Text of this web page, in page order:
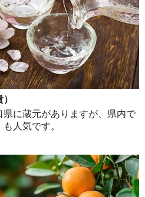
県に蔵元がありますが、県内で
人気です。